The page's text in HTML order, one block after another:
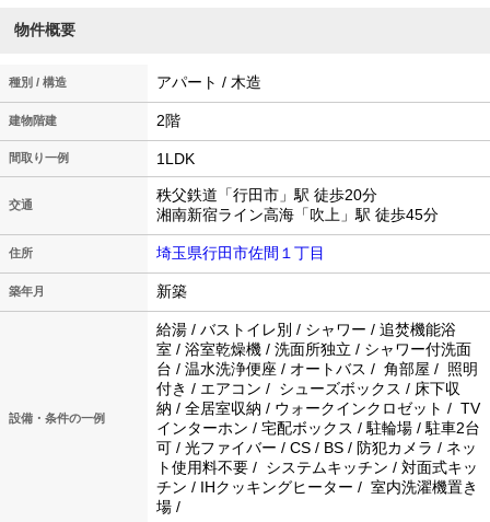
物件概要
種別 / 構造 アパート / 木造
建物階建 2階
間取り一例 1LDK
交通
秩父鉄道「行田市」駅 徒歩20分
湘南新宿ライン高海「吹上」駅 徒歩45分
住所 埼玉県行田市佐間１丁目
築年月 新築
設備・条件の一例
給湯 / バストイレ別 / シャワー / 追焚機能浴
室 / 浴室乾燥機 / 洗面所独立 / シャワー付洗面
台 / 温水洗浄便座 / オートバス / 角部屋 / 照明
付き / エアコン / シューズボックス / 床下収
納 / 全居室収納 / ウォークインクロゼット / TV
インターホン / 宅配ボックス / 駐輪場 / 駐車2台
可 / 光ファイバー / CS / BS / 防犯カメラ / ネッ
ト使用料不要 / システムキッチン / 対面式キッ
チン / IHクッキングヒーター / 室内洗濯機置き
場 /